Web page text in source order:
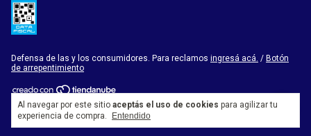
Al navegar por este sitio aceptás el uso de cookies para agilizar tu
experiencia de compra.
Entendido
Defensa de las y los consumidores. Para reclamos ingresá acá. / Botón
de arrepentimiento
Copyright Librería Homero Manzi - 2026. Todos los derechos reservados.